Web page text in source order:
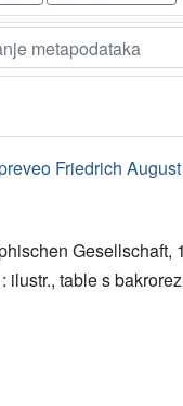
Friedrich
Gesellschaft,
ilustr., table s